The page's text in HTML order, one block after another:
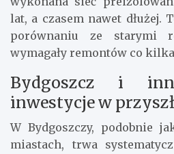
lat, a czasem nawet dłużej.
porównaniu ze starymi
wymagały remontów co
Bydgoszcz i
inwestycje w
W Bydgoszczy, podobnie
miastach, trwa